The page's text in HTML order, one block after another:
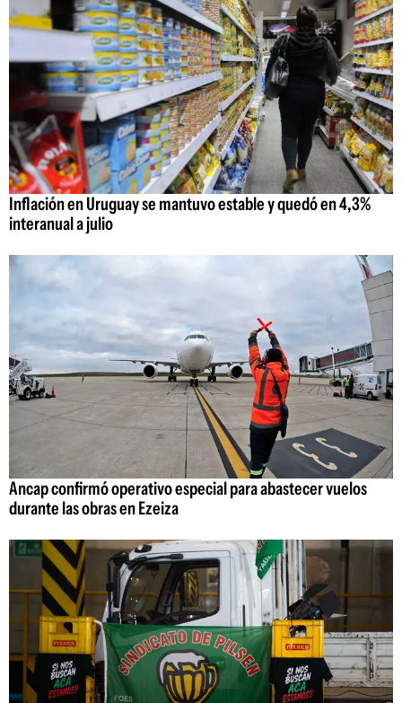
Inflación en Uruguay se mantuvo estable y quedó en 4,3%
interanual a julio
Ancap confirmó operativo especial para abastecer vuelos
durante las obras en Ezeiza